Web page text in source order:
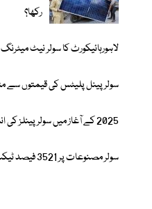
رکھا؟
لاہورہائیکورٹ کا سولر نیٹ
سولر پینل پلیٹس کی قیمتوں سے
2025 کے آغاز میں سولر پینلز کی انسٹالیشن میں ریکارڈ اضافہ
سولر مصنوعات پر 3521 فیصد ٹیکس عائد کرنے کا اعلان